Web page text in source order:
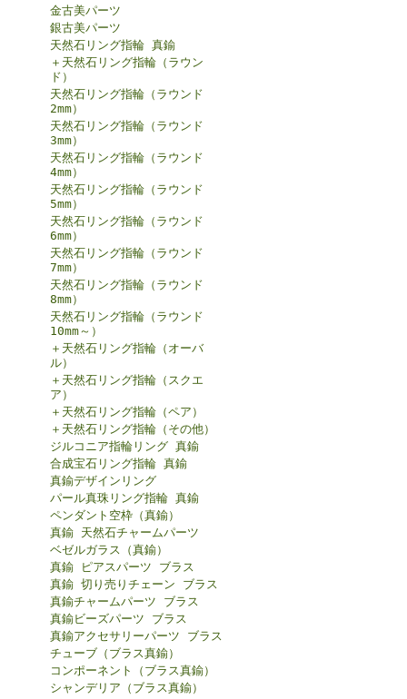
金古美パーツ
銀古美パーツ
天然石リング指輪 真鍮
＋天然石リング指輪（ラウン
ド）
天然石リング指輪（ラウンド
2mm）
天然石リング指輪（ラウンド
3mm）
天然石リング指輪（ラウンド
4mm）
天然石リング指輪（ラウンド
5mm）
天然石リング指輪（ラウンド
6mm）
天然石リング指輪（ラウンド
7mm）
天然石リング指輪（ラウンド
8mm）
天然石リング指輪（ラウンド
10mm～）
＋天然石リング指輪（オーバ
ル）
＋天然石リング指輪（スクエ
ア）
＋天然石リング指輪（ペア）
＋天然石リング指輪（その他）
ジルコニア指輪リング 真鍮
合成宝石リング指輪 真鍮
真鍮デザインリング
パール真珠リング指輪 真鍮
ペンダント空枠（真鍮）
真鍮 天然石チャームパーツ
ベゼルガラス（真鍮）
真鍮 ピアスパーツ ブラス
真鍮 切り売りチェーン ブラス
真鍮チャームパーツ ブラス
真鍮ビーズパーツ ブラス
真鍮アクセサリーパーツ ブラス
チューブ（ブラス真鍮）
コンポーネント（ブラス真鍮）
シャンデリア（ブラス真鍮）